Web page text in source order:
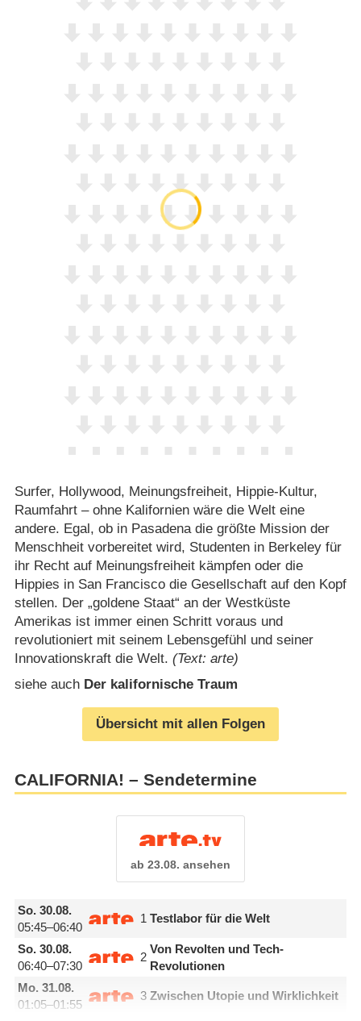
Surfer, Hollywood, Meinungsfreiheit, Hippie-Kultur,
Raumfahrt – ohne Kalifornien wäre die Welt eine
andere. Egal, ob in Pasadena die größte Mission der
Menschheit vorbereitet wird, Studenten in Berkeley für
ihr Recht auf Meinungsfreiheit kämpfen oder die
Hippies in San Francisco die Gesellschaft auf den Kopf
stellen. Der „goldene Staat“ an der Westküste
Amerikas ist immer einen Schritt voraus und
revolutioniert mit seinem Lebensgefühl und seiner
Innovationskraft die Welt. (Text: arte)
siehe auch Der kalifornische Traum
Übersicht mit allen Folgen
CALIFORNIA! – Sendetermine
ab 23.08. ansehen
So.30.08.
05:45–06:40
1 Testlabor für die Welt
So.30.08.
06:40–07:30
2
Von Revolten und Tech-
Revolutionen
Mo. 31.08.
01:05–01:55
3 Zwischen Utopie und Wirklichkeit